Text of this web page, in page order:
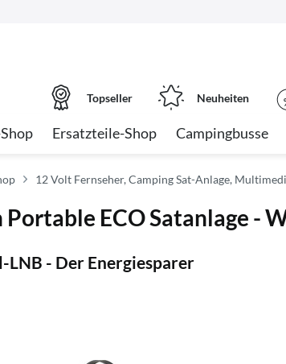
Topseller Neuheiten
Ersatzteile-Shop Campingbusse
12 Volt Fernseher, Camping Sat-Anlage,
ECO Satanlage -
- Der Energiesparer